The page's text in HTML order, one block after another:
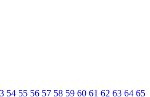
54 55 56 57 58 59 60 61 62 63 64 65